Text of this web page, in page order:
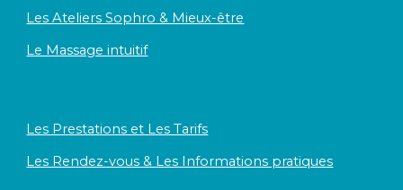
Les Ateliers Sophro & Mieux-être
Le Massage intuitif
Les Prestations et Les Tarifs
Les Rendez-vous & Les Informations pratiques